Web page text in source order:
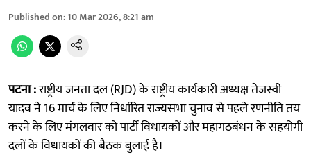
Published on:10 Mar 2026, 8:21 am
पटना :राष्ट्रीय जनता दल (RJD) के राष्ट्रीय कार्यकारी अध्यक्ष तेजस्वी
यादव ने 16 मार्च के लिए निर्धारित राज्यसभा चुनाव से पहले रणनीति तय
करने के लिए मंगलवार को पार्टी विधायकों और महागठबंधन के सहयोगी
दलों के विधायकों की बैठक बुलाई है।